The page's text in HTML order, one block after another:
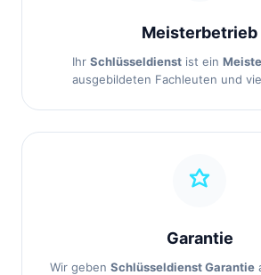
Meisterbetrieb
Ihr Schlüsseldienstist ein
ausgebildeten Fachleuten und
Garantie
Wir geben Schlüsseldienst Garantie